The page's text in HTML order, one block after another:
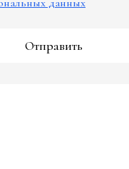
данных
Отправить